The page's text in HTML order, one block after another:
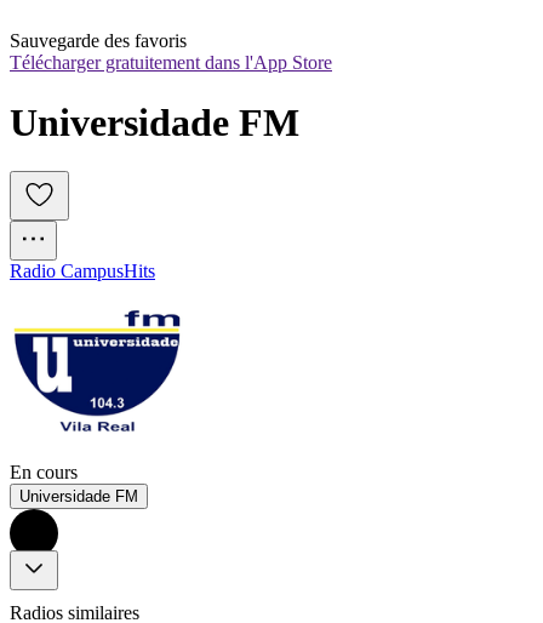
Sauvegarde des favoris
Télécharger gratuitement dans l'App Store
Universidade FM
Radio CampusHits
En cours
Universidade FM
Radios similaires